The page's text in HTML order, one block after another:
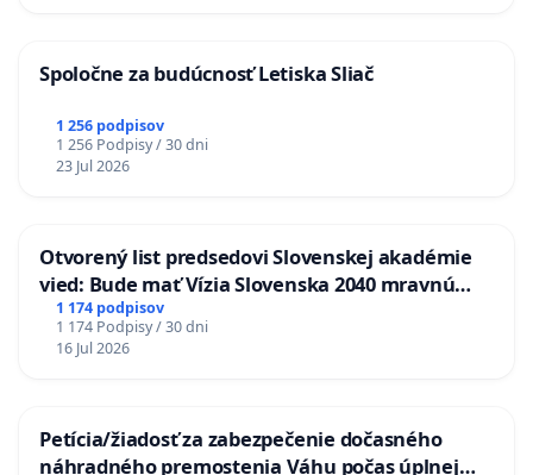
Spoločne za budúcnosť Letiska Sliač
1 256 podpisov
1 256 Podpisy / 30 dni
23 Jul 2026
Otvorený list predsedovi Slovenskej akadémie
vied: Bude mať Vízia Slovenska 2040 mravnú
chrbticu?
1 174 podpisov
1 174 Podpisy / 30 dni
16 Jul 2026
Petícia/žiadosť za zabezpečenie dočasného
náhradného premostenia Váhu počas úplnej